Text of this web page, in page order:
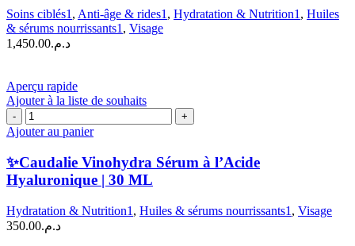
Le
Sérum
|
Soins ciblés1 , Anti-âge & rides1 , Hydratation & Nutrition1 , Huiles
& sérums nourrissants1 , Visage
د.م.1,450.00
Aperçu rapide
Ajouter à la liste de souhaits
quantité
de
✨Caudalie
Vinohydra
Sérum
à
Hyaluronique
|
Ajouter au panier
✨Caudalie Vinohydra Sérum à l’Acide
Hyaluronique | 30 ML
Hydratation & Nutrition1 , Huiles & sérums nourrissants1 , Visage
د.م.350.00